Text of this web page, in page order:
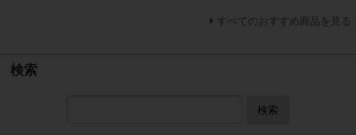
すべてのおすすめ商品を見る
検索
検索